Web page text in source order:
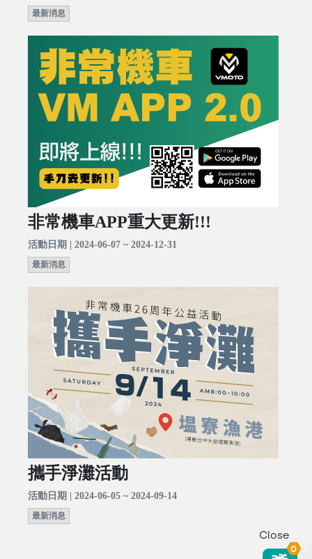
最新消息
非常機車APP重大更新!!!
活動日期 | 2024-06-07 ~ 2024-12-31
最新消息
攜手淨灘活動
活動日期 | 2024-06-05 ~ 2024-09-14
最新消息
Close
0